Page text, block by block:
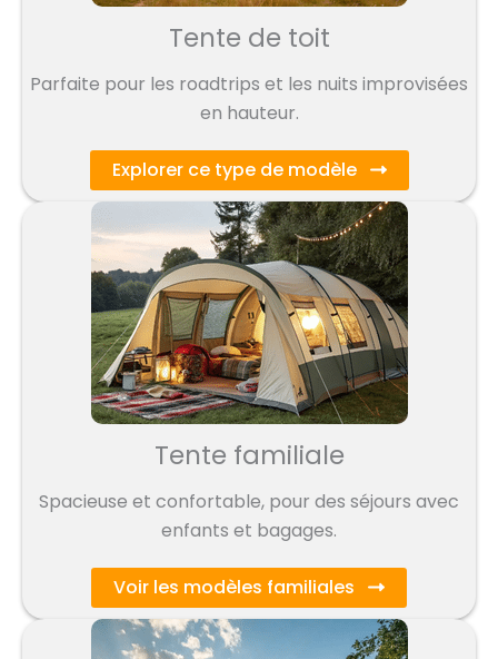
Tente de toit
Parfaite pour les roadtrips et les nuits improvisées
en hauteur.
Explorer ce type de modèle
Tente familiale
Spacieuse et confortable, pour des séjours avec
enfants et bagages.
Voir les modèles familiales